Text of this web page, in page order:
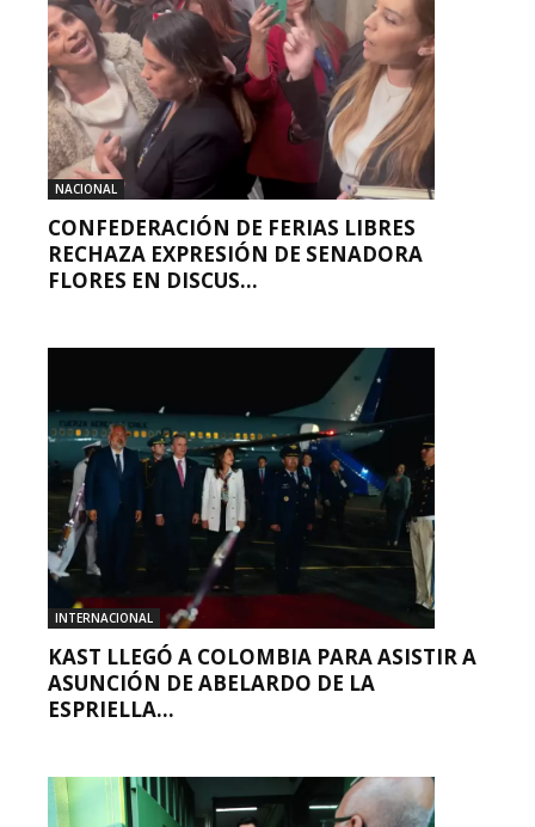
NACIONAL
CONFEDERACIÓN DE FERIAS LIBRES
RECHAZA EXPRESIÓN DE SENADORA
FLORES EN DISCUS...
INTERNACIONAL
KAST LLEGÓ A COLOMBIA PARA ASISTIR A
ASUNCIÓN DE ABELARDO DE LA
ESPRIELLA...